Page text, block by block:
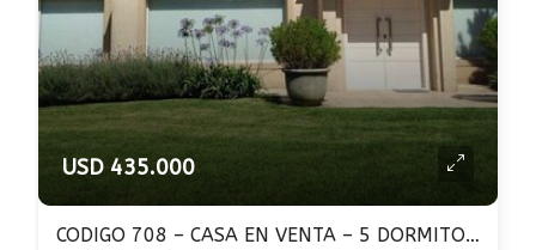
USD 435.000
CODIGO 708 – CASA EN VENTA – 5 DORMITORIOS – PILETA – QUINCHO – PINAMAR NORTE